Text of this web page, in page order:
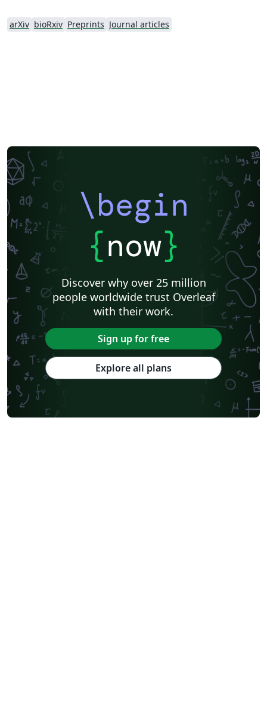
arXiv bioRxiv Preprints Journal articles
\begin
{now}
Discover why over 25 million
people worldwide trust Overleaf
with their work.
Sign up for free
Explore all plans